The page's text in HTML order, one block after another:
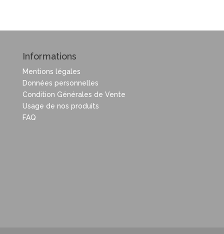
Informations
Mentions légales
Données personnelles
Condition Générales de Vente
Usage de nos produits
FAQ